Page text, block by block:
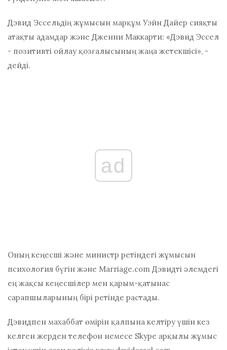
Дэвид Эссельдің жұмысын марқұм Уэйн Дайер сияқты
атақты адамдар және Дженни Маккарти: «Дэвид Эссел
- позитивті ойлау қозғалысының жаңа жетекшісі», -
дейді.
ad
Оның кеңесші және министр ретіндегі жұмысын
психология бүгін және Marriage.com Дэвидті әлемдегі
ең жақсы кеңесшілер мен қарым-қатынас
сарапшыларының бірі ретінде растады.
Дэвидпен махаббат өмірін қалпына келтіру үшін кез
келген жерден телефон немесе Skype арқылы жұмыс